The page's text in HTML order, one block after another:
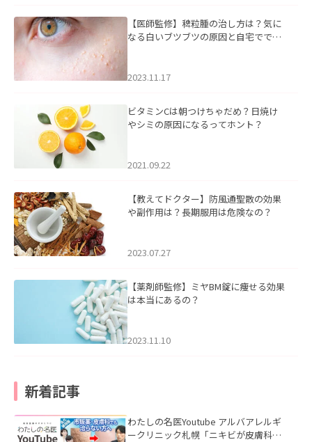
【医師監修】稗粒腫の治し方は？気に
なる白いブツブツの原因と自宅ででき
2023.11.17
ビタミンCは朝つけちゃだめ？日焼け
やシミの原因になるってホント？
2021.09.22
【教えてドクター】防風通聖散の効果
や副作用は？長期服用は危険なの？
2023.07.27
【薬剤師監修】ミヤBM錠に痩せる効果
は本当にあるの？
2023.11.10
新着記事
わたしの名医Youtube アルバアレルギ
ークリニック札幌「ニキビが皮膚科で